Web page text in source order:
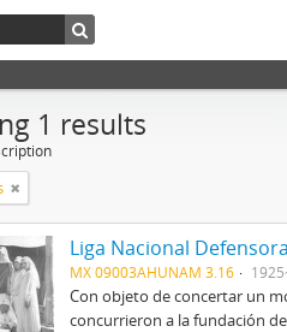
1 results
Liga Nacional
MX 09003AHUNAM 3.16
Con objeto de concertar un
concurrieron a la fundación